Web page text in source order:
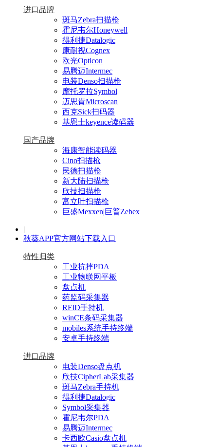
进口品牌
斑马Zebra扫描枪
霍尼韦尔Honeywell
得利捷Datalogic
康耐视Cognex
欧光Opticon
易腾迈Intermec
电装Denso扫描枪
摩托罗拉Symbol
迈思肯Microscan
西克Sick扫码器
基恩士keyence读码器
国产品牌
海康智能读码器
Cino扫描枪
民德扫描枪
新大陆扫描枪
欣技扫描枪
富立叶扫描枪
巨盛Mexxen|巨普Zebex
|
秋葵APP官方网站下载入口
特性归类
工业抗摔PDA
工业物联网平板
盘点机
药监码采集器
RFID手持机
winCE条码采集器
mobiles系统手持终端
安卓手持终端
进口品牌
电装Denso盘点机
欣技CipherLab采集器
斑马Zebra手持机
得利捷Datalogic
Symbol采集器
霍尼韦尔PDA
易腾迈Intermec
卡西欧Casio盘点机